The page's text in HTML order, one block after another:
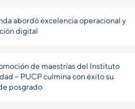
abordó excelencia operacional y
digital
de maestrías del Instituto
– PUCP culmina con éxito su
posgrado